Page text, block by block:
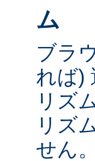
ム
ブラ
れば)
リズ
リズ
せん